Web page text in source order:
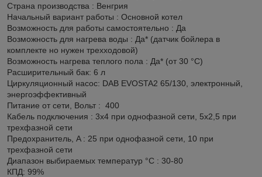
Страна производства : Венгрия
Начальный вариант работы : Основной котел
Возможность для работы самостоятельно : Да
Возможность для нагрева воды : Да* (датчик бойлера в
комплекте но нужен трехходовой)
Возможность нагрева теплого пола : Да* (от 30 °C)
Расширительный бак: 6 л
Циркуляционный насос: DAB EVOSTA2 65/130, электронный,
энергоэффективный
Питание от сети, Вольт : 400
Кабель подключения : 3х4 при однофазной сети, 5х2,5 при
трехфазной сети
Предохранитель, A : 25 при однофазной сети, 10 при
трехфазной сети
Диапазон выбираемых температур °C : 30-80
КПД: 99%